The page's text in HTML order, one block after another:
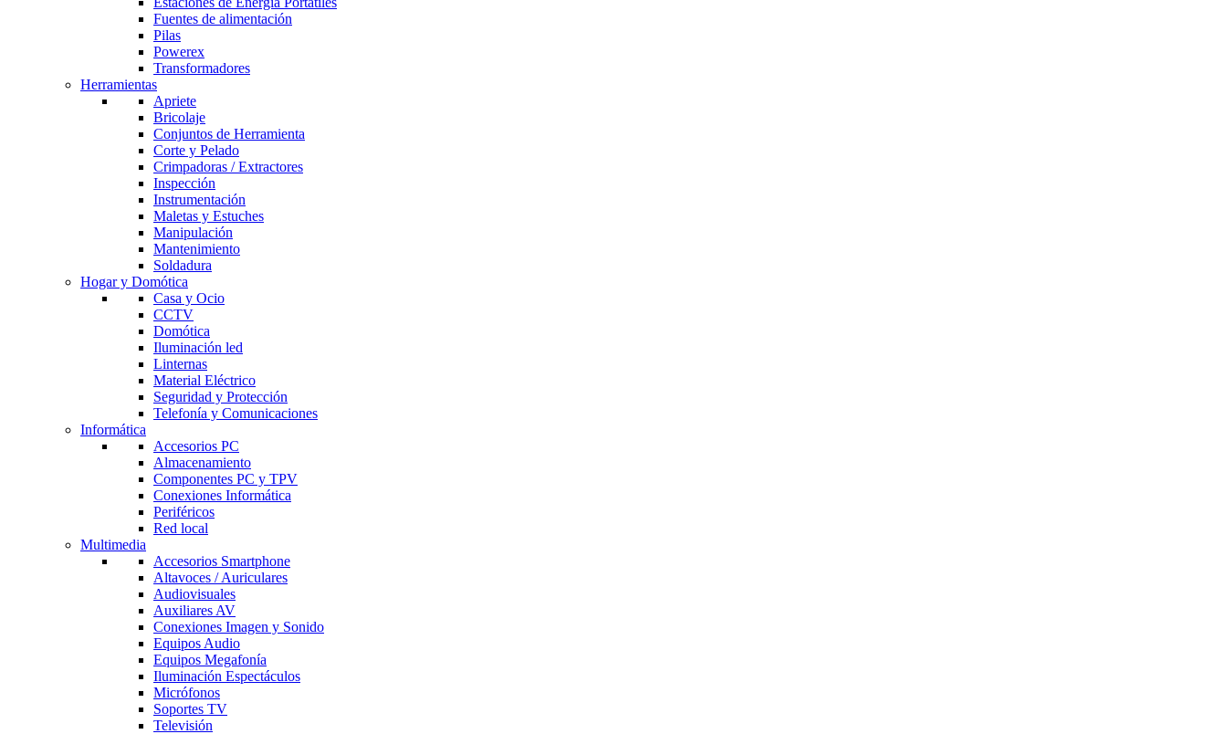
Fuentes de alimentación
Pilas
Powerex
Transformadores
Herramientas
Apriete
Bricolaje
Conjuntos de Herramienta
Corte y Pelado
Crimpadoras / Extractores
Inspección
Instrumentación
Maletas y Estuches
Manipulación
Mantenimiento
Soldadura
Hogar y Domótica
Casa y Ocio
CCTV
Domótica
Iluminación led
Linternas
Material Eléctrico
Seguridad y Protección
Telefonía y Comunicaciones
Informática
Accesorios PC
Almacenamiento
Componentes PC y TPV
Conexiones Informática
Periféricos
Red local
Multimedia
Accesorios Smartphone
Altavoces / Auriculares
Audiovisuales
Auxiliares AV
Conexiones Imagen y Sonido
Equipos Audio
Equipos Megafonía
Iluminación Espectáculos
Micrófonos
Soportes TV
Televisión